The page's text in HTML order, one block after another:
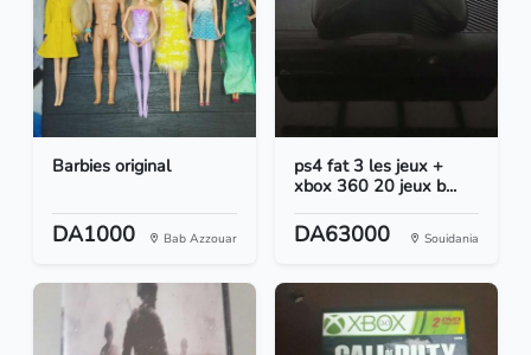
Barbies original
DA1000 Bab Azzouar
ps4 fat 3 les jeux +
xbox 360 20 jeux b...
DA63000 Souidania